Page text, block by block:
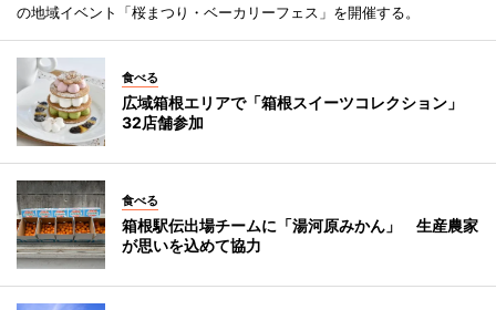
の地域イベント「桜まつり・ベーカリーフェス」を開催する。
食べる
広域箱根エリアで「箱根スイーツコレクション」
32店舗参加
食べる
箱根駅伝出場チームに「湯河原みかん」 生産農家
が思いを込めて協力